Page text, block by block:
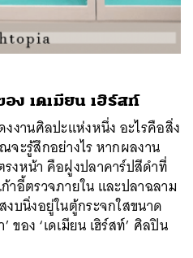
ง เดเมียน เฮิร์สท์
งานศิลปะแห่งหนึ่ง อะไรคือสิ่ง
ะรู้สึกอย่างไร หากผลงาน
งหน้า คือฝูงปลาคาร์ปสีดำที่
าอี้ตรวจภายใน และปลาฉลาม
บนิ่งอยู่ในตู้กระจกใสขนาด
ของ ‘เดเมียน เฮิร์สท์’ ศิลปิน